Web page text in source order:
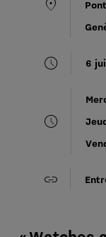
location_on
schedule 6
schedule
link